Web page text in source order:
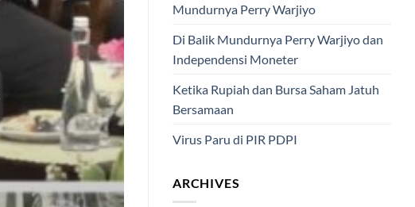
Mundurnya Perry Warjiyo
Di Balik Mundurnya Perry Warjiyo dan
Independensi Moneter
Ketika Rupiah dan Bursa Saham Jatuh
Bersamaan
Virus Paru di PIR PDPI
ARCHIVES